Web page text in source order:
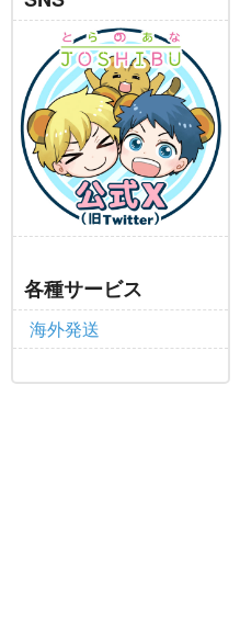
各種サービス
海外発送